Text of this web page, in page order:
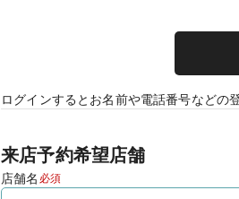
ログインするとお名前や電話番号などの
来店予約希望店舗
店舗名 必須